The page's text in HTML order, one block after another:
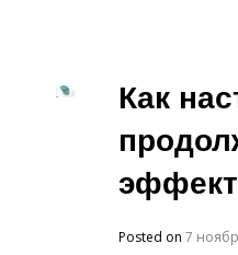
Как
Posted on 7